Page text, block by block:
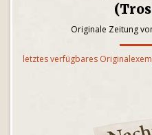
Originale Zeitung
letztes verfügbares